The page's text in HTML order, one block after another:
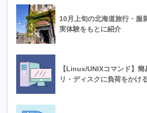
10月上旬の北海道旅行・服
実体験をもとに紹介
【Linux/UNIXコマンド】
リ・ディスクに負荷をかけ